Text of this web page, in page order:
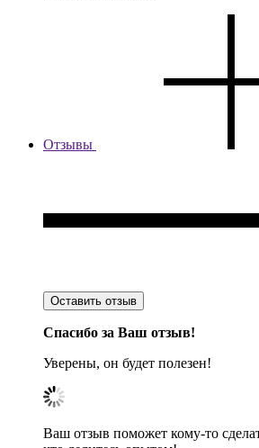
Отзывы
Оставить отзыв
Спасибо за Ваш отзыв!
Уверены, он будет полезен!
Ваш отзыв поможет кому-то